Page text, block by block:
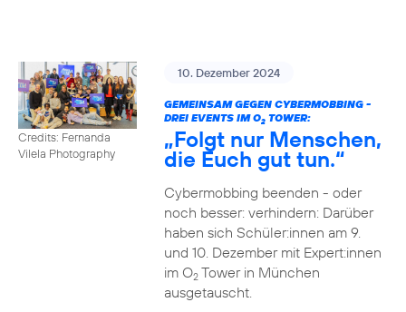
Credits: Fernanda
Vilela Photography
10. Dezember 2024
GEMEINSAM GEGEN CYBERMOBBING -
DREI EVENTS IM O2TOWER:
„Folgt nur Menschen,
die Euch gut tun.“
Cybermobbing beenden - oder
noch besser: verhindern: Darüber
haben sich Schüler:innen am 9.
und 10. Dezember mit Expert:innen
im O2Tower in München
ausgetauscht.